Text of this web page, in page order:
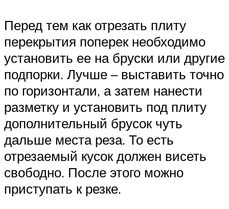
Перед тем как отрезать плиту
перекрытия поперек необходимо
установить ее на бруски или другие
подпорки. Лучше – выставить точно
по горизонтали, а затем нанести
разметку и установить под плиту
дополнительный брусок чуть
дальше места реза. То есть
отрезаемый кусок должен висеть
свободно. После этого можно
приступать к резке.